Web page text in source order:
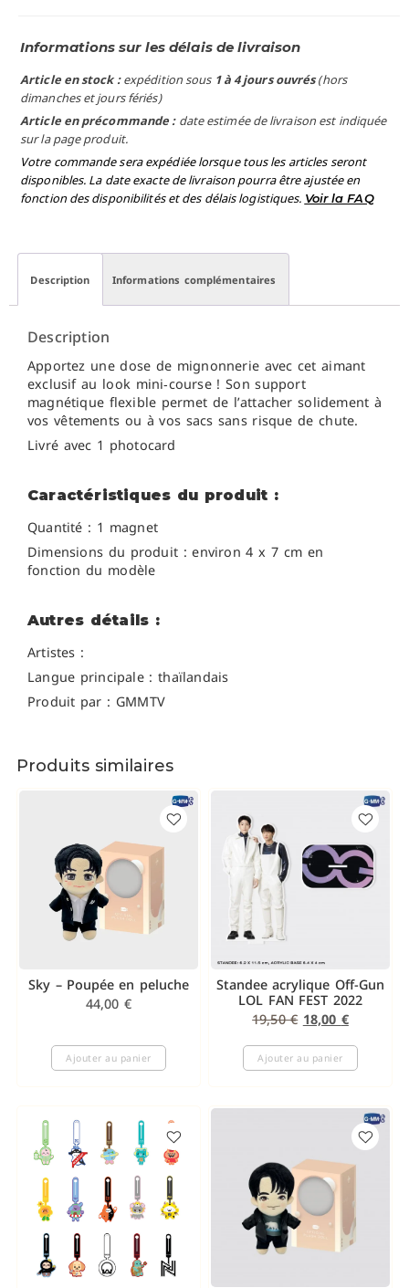
Informations sur les délais de livraison
Article en stock :expédition sous 1 à 4 jours ouvrés(hors
dimanches et jours fériés)
Article en précommande : date estimée de livraison est indiquée
sur la page produit.
Votre commande sera expédiée lorsque tous les articles seront
disponibles. La date exacte de livraison pourra être ajustée en
fonction des disponibilités et des délais logistiques. Voir la FAQ
Description Informations complémentaires
Description
Apportez une dose de mignonnerie avec cet aimant
exclusif au look mini‑course ! Son support
magnétique flexible permet de l’attacher solidement à
vos vêtements ou à vos sacs sans risque de chute.
Livré avec 1 photocard
Caractéristiques du produit :
Quantité : 1 magnet
Dimensions du produit : environ 4 x 7 cm en
fonction du modèle
Autres détails :
Artistes :
Langue principale : thaïlandais
Produit par : GMMTV
Produits similaires
Sky – Poupée en peluche
44,00 €
Ajouter au panier
Standee acrylique Off-Gun
LOL FAN FEST 2022
19,50€ 18,00 €
Ajouter au panier